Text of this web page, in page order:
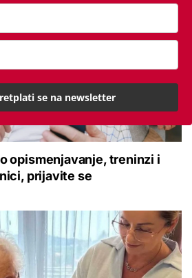
opismenjavanje, treninzi i
prijavite se
se na newsletter